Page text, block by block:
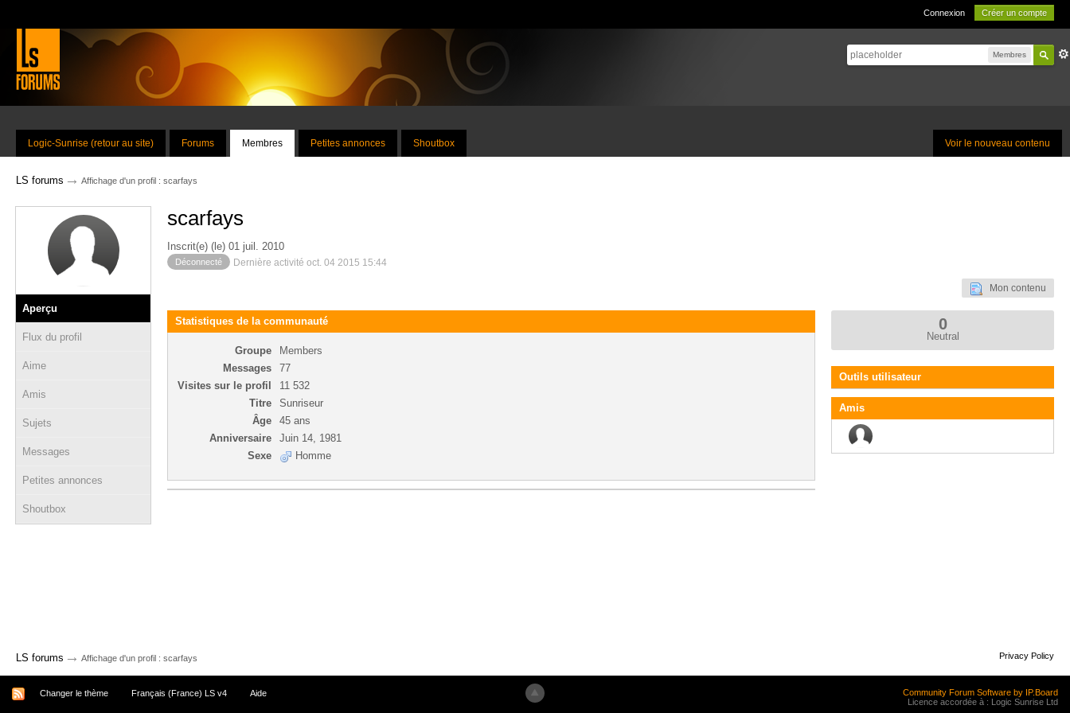
Connexion Créer un compte
Membres
Voir le nouveau contenu
Logic-Sunrise (retour au site) Forums Membres Petites annonces Shoutbox
LS forums → Affichage d'un profil : scarfays
Aperçu
Flux du profil
Aime
Amis
Sujets
Messages
Petites annonces
Shoutbox
scarfays
Inscrit(e) (le) 01 juil. 2010
Déconnecté Dernière activité oct. 04 2015 15:44
Mon contenu
Statistiques de la communauté
Groupe
Members
Messages
77
Visites sur le profil
11 532
Titre
Sunriseur
Âge
45 ans
Anniversaire
Juin 14, 1981
Sexe
Homme
0
Neutral
Outils utilisateur
Amis
LS forums → Affichage d'un profil : scarfays Privacy Policy
Changer le thème Français (France) LS v4 Aide
Community Forum Software by IP.Board
Licence accordée à : Logic Sunrise Ltd